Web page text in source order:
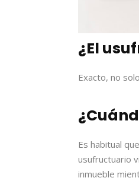
¿El
Exacto, no
Es habitual
usufructuario
inmueble